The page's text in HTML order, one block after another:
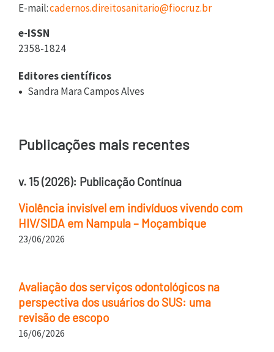
E-mail:cadernos.direitosanitario@fiocruz.br
e-ISSN
2358-1824
Editores científicos
Sandra Mara Campos Alves
Publicações mais recentes
v. 15 (2026): Publicação Contínua
Violência invisível em indivíduos vivendo com
HIV/SIDA em Nampula – Moçambique
23/06/2026
Avaliação dos serviços odontológicos na
perspectiva dos usuários do SUS: uma
revisão de escopo
16/06/2026